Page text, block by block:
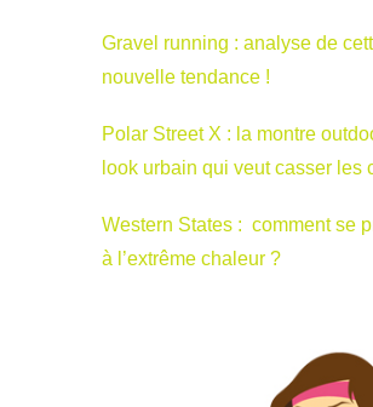
Gravel running : analyse de
nouvelle tendance !
Polar Street X : la montre
look urbain qui veut casser les
Western States : comment se
à l’extrême chaleur ?